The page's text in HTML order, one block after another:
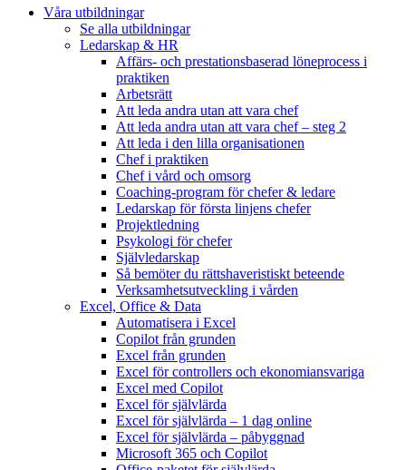
Våra utbildningar
Se alla utbildningar
Ledarskap & HR
Affärs- och prestationsbaserad löneprocess i
praktiken
Arbetsrätt
Att leda andra utan att vara chef
Att leda andra utan att vara chef – steg 2
Att leda i den lilla organisationen
Chef i praktiken
Chef i vård och omsorg
Coaching-program för chefer & ledare
Ledarskap för första linjens chefer
Projektledning
Psykologi för chefer
Självledarskap
Så bemöter du rättshaveristiskt beteende
Verksamhetsutveckling i vården
Excel, Office & Data
Automatisera i Excel
Copilot från grunden
Excel från grunden
Excel för controllers och ekonomiansvariga
Excel med Copilot
Excel för självlärda
Excel för självlärda – 1 dag online
Excel för självlärda – påbyggnad
Microsoft 365 och Copilot